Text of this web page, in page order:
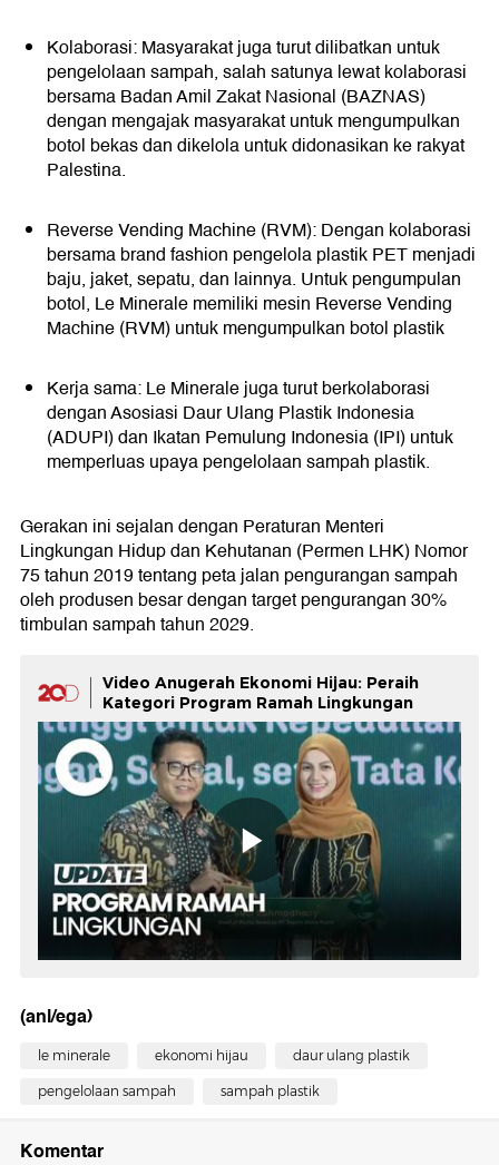
Kolaborasi: Masyarakat juga turut dilibatkan untuk
pengelolaan sampah, salah satunya lewat kolaborasi
bersama Badan Amil Zakat Nasional (BAZNAS)
dengan mengajak masyarakat untuk mengumpulkan
botol bekas dan dikelola untuk didonasikan ke rakyat
Palestina.
Reverse Vending Machine (RVM): Dengan kolaborasi
bersama brand fashion pengelola plastik PET menjadi
baju, jaket, sepatu, dan lainnya. Untuk pengumpulan
botol, Le Minerale memiliki mesin Reverse Vending
Machine (RVM) untuk mengumpulkan botol plastik
Kerja sama: Le Minerale juga turut berkolaborasi
dengan Asosiasi Daur Ulang Plastik Indonesia
(ADUPI) dan Ikatan Pemulung Indonesia (IPI) untuk
memperluas upaya pengelolaan sampah plastik.
Gerakan ini sejalan dengan Peraturan Menteri
Lingkungan Hidup dan Kehutanan (Permen LHK) Nomor
75 tahun 2019 tentang peta jalan pengurangan sampah
oleh produsen besar dengan target pengurangan 30%
timbulan sampah tahun 2029.
Video Anugerah Ekonomi Hijau: Peraih
Kategori Program Ramah Lingkungan
(anl/ega)
le minerale ekonomi hijau daur ulang plastik
pengelolaan sampah sampah plastik
Komentar